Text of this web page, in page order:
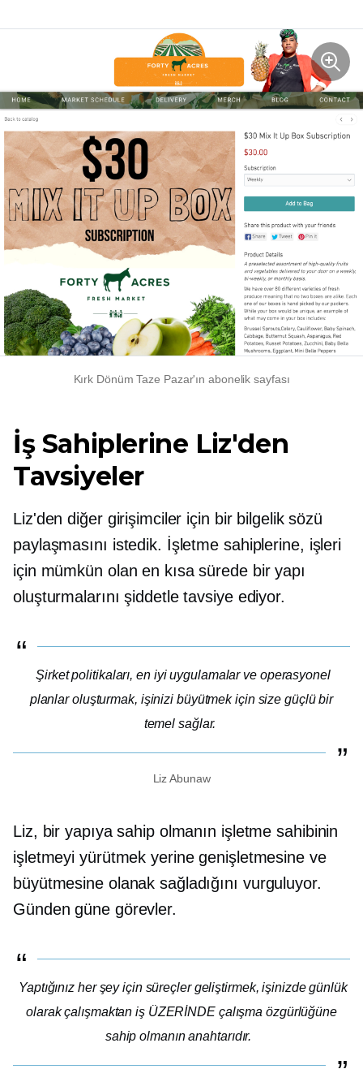
Kırk Dönüm Taze Pazar'ın abonelik sayfası
İş Sahiplerine Liz'den
Tavsiyeler
Liz'den diğer girişimciler için bir bilgelik sözü
paylaşmasını istedik. İşletme sahiplerine, işleri
için mümkün olan en kısa sürede bir yapı
oluşturmalarını şiddetle tavsiye ediyor.
Şirket politikaları, en iyi uygulamalar ve operasyonel
planlar oluşturmak, işinizi büyütmek için size güçlü bir
temel sağlar.
Liz Abunaw
Liz, bir yapıya sahip olmanın işletme sahibinin
işletmeyi yürütmek yerine genişletmesine ve
büyütmesine olanak sağladığını vurguluyor.
Günden günegörevler.
Yaptığınız her şey için süreçler geliştirmek, işinizde günlük
olarak çalışmaktan iş ÜZERİNDE çalışma özgürlüğüne
sahip olmanın anahtarıdır.